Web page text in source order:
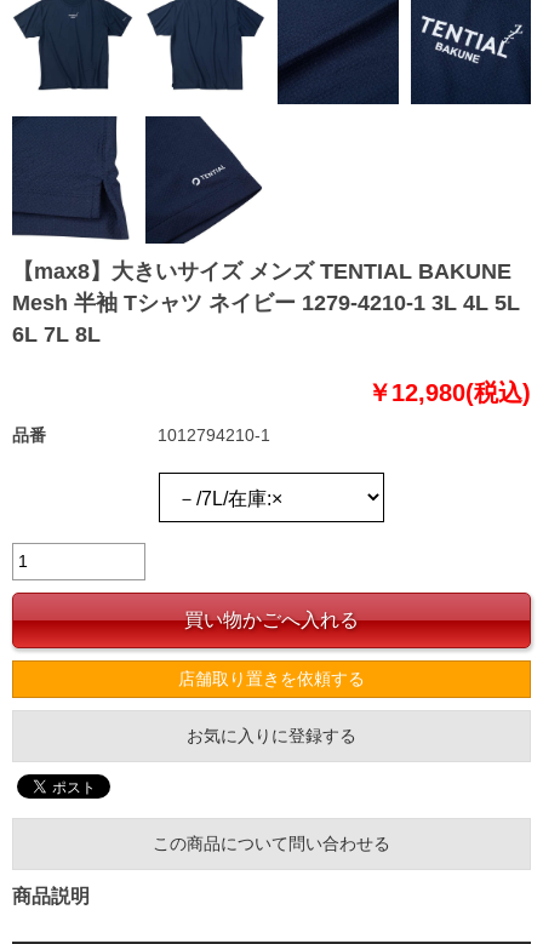
【max8】大きいサイズ メンズ TENTIAL BAKUNE
Mesh 半袖 Tシャツ ネイビー 1279-4210-1 3L 4L 5L
6L 7L 8L
￥12,980(税込)
品番 1012794210-1
店舗取り置きを依頼する
お気に入りに登録する
この商品について問い合わせる
商品説明